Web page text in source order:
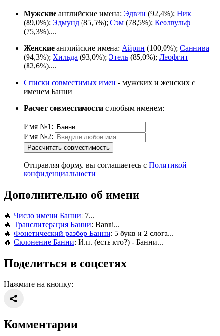
Мужские английские имена: Эдвин (92,4%); Ник
(89,0%); Эдмунд (85,5%); Сэм (78,5%); Кеолвульф
(75,3%)....
Женские английские имена: Айрин (100,0%); Саннива
(94,3%); Хильда (93,0%); Этель (85,0%); Леофгит
(82,6%)....
Списки совместимых имен - мужских и женских с
именем Банни
Расчет совместимости с любым именем:
Имя №1:
Имя №2:
Рассчитать совместимость
Отправляя форму, вы соглашаетесь с Политикой
конфиденциальности
Дополнительно об имени
🔥 Число имени Банни: 7...
🔥 Транслитерация Банни: Banni...
🔥 Фонетический разбор Банни: 5 букв и 2 слога...
🔥 Склонение Банни: И.п. (есть кто?) - Банни...
Поделиться в соцсетях
Нажмите на кнопку:
Комментарии